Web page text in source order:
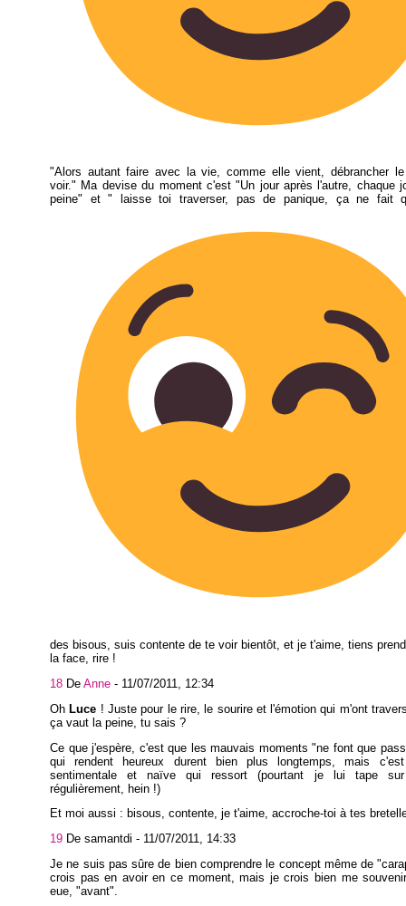
"Alors autant faire avec la vie, comme elle vient, débrancher
voir." Ma devise du moment c'est "Un jour après l'autre, chaque
peine" et " laisse toi traverser, pas de panique, ça ne fait
des bisous, suis contente de te voir bientôt, et je t'aime, tiens
la face, rire !
18 De Anne - 11/07/2011, 12:34
OhLuce ! Juste pour le rire, le sourire et l'émotion qui m'ont
ça vaut la peine, tu sais ?
Ce que j'espère, c'est que les mauvais moments "ne font que
qui rendent heureux durent bien plus longtemps, mais
sentimentale et naïve qui ressort (pourtant je lui tape
régulièrement, hein !)
Et moi aussi : bisous, contente, je t'aime, accroche-toi à tes
19 De samantdi - 11/07/2011, 14:33
Je ne suis pas sûre de bien comprendre le concept même de
crois pas en avoir en ce moment, mais je crois bien me
eue, "avant".